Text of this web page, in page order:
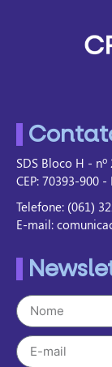
SDS Bloco H -
CEP: 70393-900
Telefone: (061)
E-mail: